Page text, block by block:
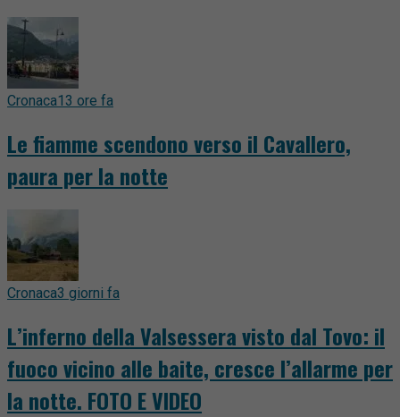
Cronaca13 ore fa
Le fiamme scendono verso il Cavallero,
paura per la notte
Cronaca3 giorni fa
L’inferno della Valsessera visto dal Tovo: il
fuoco vicino alle baite, cresce l’allarme per
la notte. FOTO E VIDEO